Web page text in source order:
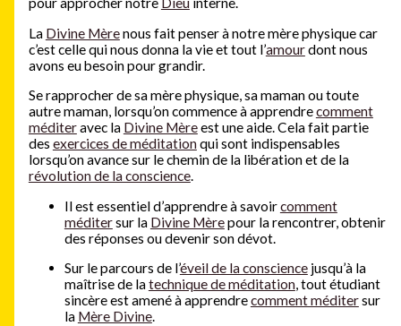
La Divine Mèrenous fait penser à notre mère physique car
c’est celle qui nous donna la vie et tout l’amourdont nous
avons eu besoin pour grandir.
Se rapprocher de sa mère physique, sa maman ou toute
autre maman, lorsqu’on commence à apprendrecomment
méditeravec la Divine Mèreest une aide. Cela fait partie
des exercices de méditationqui sont indispensables
lorsqu’on avance sur le chemin de la libération et de la
révolution de la conscience.
Il est essentiel d’apprendre à savoircomment
méditersur la Divine Mèrepour la rencontrer, obtenir
des réponses ou devenir son dévot.
Sur le parcours de l’éveil de la consciencejusqu’à la
maîtrise de latechnique de méditation, tout étudiant
sincère est amené à apprendrecomment méditersur
la Mère Divine.